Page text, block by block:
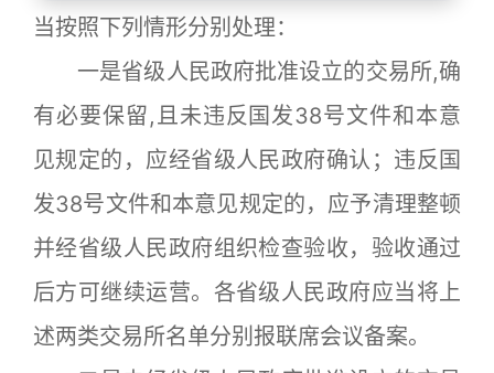
当按照下列情形分别处理：
一是省级人民政府批准设立的交易所,确
有必要保留,且未违反国发38号文件和本意
见规定的，应经省级人民政府确认；违反国
发38号文件和本意见规定的，应予清理整顿
并经省级人民政府组织检查验收，验收通过
后方可继续运营。各省级人民政府应当将上
述两类交易所名单分别报联席会议备案。